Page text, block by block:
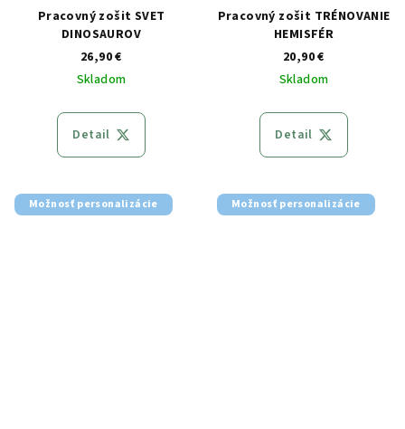
Pracovný zošit SVET
DINOSAUROV
26,90 €
Skladom
Detail
Pracovný zošit TRÉNOVANIE
HEMISFÉR
20,90 €
Skladom
Detail
Možnosť personalizácie Možnosť personalizácie